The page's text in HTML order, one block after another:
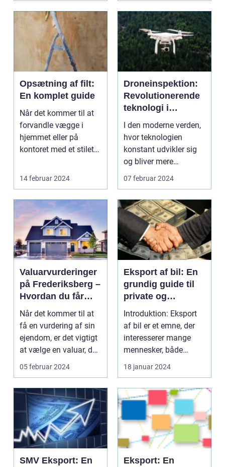
Opsætning af filt:
En komplet guide
Når det kommer til at
forvandle vægge i
hjemmet eller på
kontoret med et stilet
14 februar 2024
Droneinspektion:
Revolutionerende
teknologi i
inspektionsindustr
ien
I den moderne verden,
hvor teknologien
konstant udvikler sig
og bliver mere
avanceret, bliver
07 februar 2024
Valuarvurderinger
på Frederiksberg –
Hvordan du får
den rette
vurdering til din
ejendom
Når det kommer til at
få en vurdering af sin
ejendom, er det vigtigt
at vælge en valuar, der
har erf...
05 februar 2024
Eksport af bil: En
grundig guide til
private og
virksomheder
Introduktion: Eksport
af bil er et emne, der
interesserer mange
mennesker, både
private og virksomhe...
18 januar 2024
SMV Eksport: En
Eksport: En